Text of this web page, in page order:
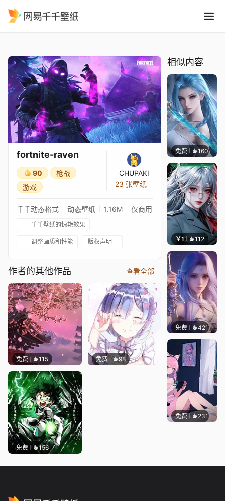
fortnite-raven
90
枪战
游戏
CHUPAKI
23 张壁纸
千千动态格式 动态壁纸 1.16M 仅商用
千千壁纸的惊艳效果
调整画质和性能 版权声明
作者的其他作品 查看全部
免费 115 免费 98
免费 156
相似内容
免费 160好看
￥1 112 宅婳氏
免费 421好看
免费 231好看